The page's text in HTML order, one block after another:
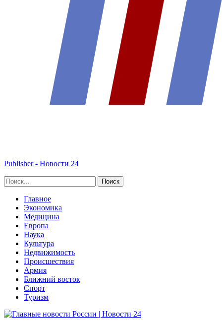
Publisher - Новости 24
Главное
Экономика
Медицина
Европа
Наука
Культура
Недвижимость
Происшествия
Армия
Ближний восток
Спорт
Туризм